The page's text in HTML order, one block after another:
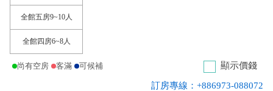
全館五房9~10人
全館四房6~8人
尚有空房 客滿 可候補 顯示價錢
訂房專線：+886973-088072